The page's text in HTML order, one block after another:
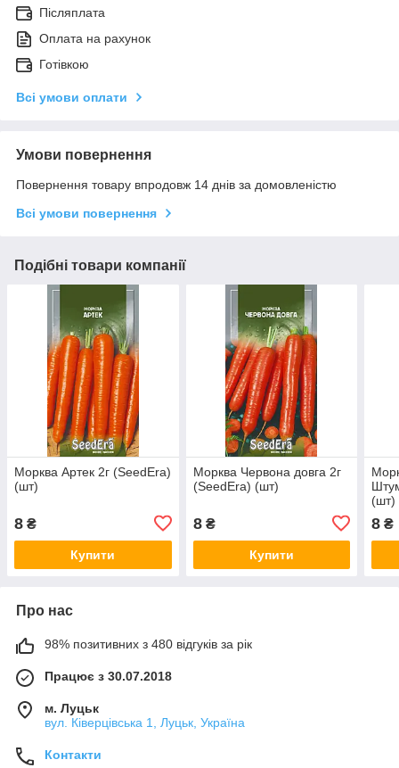
Післяплата
Оплата на рахунок
Готівкою
Всі умови оплати
Умови повернення
Повернення товару впродовж 14 днів за домовленістю
Всі умови повернення
Подібні товари компанії
Морква Артек 2г (SeedEra)
(шт)
8 ₴
Купити
Морква Червона довга 2г
(SeedEra) (шт)
8₴
Купити
(шт)
8 ₴
Про нас
98% позитивних з 480 відгуків за рік
Працює з 30.07.2018
м. Луцьк
вул. Ківерцівська 1, Луцьк, Україна
Контакти